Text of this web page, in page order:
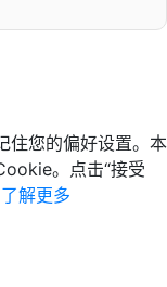
住您的偏好设置。本
。点击“接受
了解更多